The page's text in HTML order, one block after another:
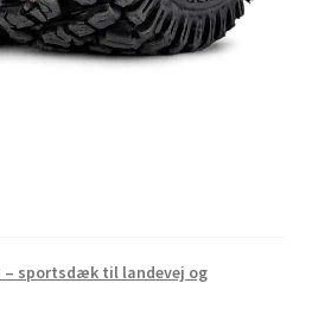
– sportsdæk til landevej og